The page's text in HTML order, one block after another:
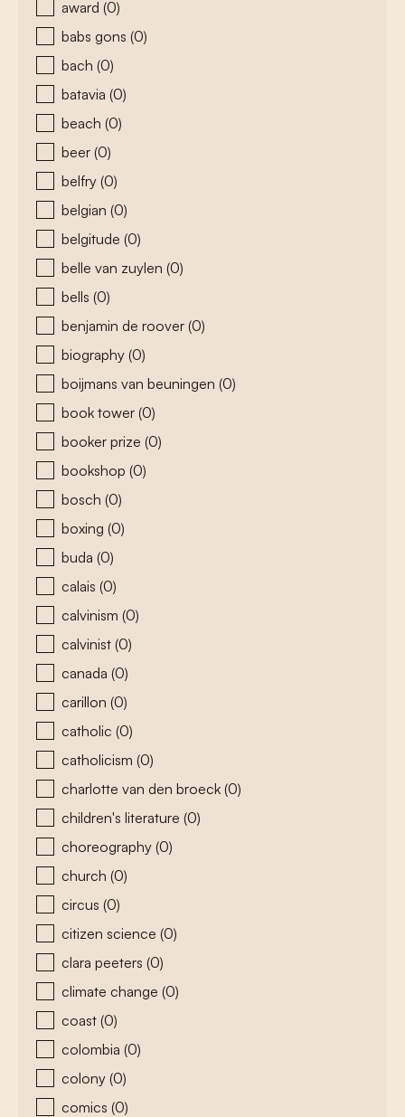
award (0)
babs gons (0)
bach (0)
batavia (0)
beach (0)
beer (0)
belfry (0)
belgian (0)
belgitude (0)
belle van zuylen (0)
bells (0)
benjamin de roover (0)
biography (0)
boijmans van beuningen (0)
book tower (0)
booker prize (0)
bookshop (0)
bosch (0)
boxing (0)
buda (0)
calais (0)
calvinism (0)
calvinist (0)
canada (0)
carillon (0)
catholic (0)
catholicism (0)
charlotte van den broeck (0)
children's literature (0)
choreography (0)
church (0)
circus (0)
citizen science (0)
clara peeters (0)
climate change (0)
coast (0)
colombia (0)
colony (0)
comics (0)